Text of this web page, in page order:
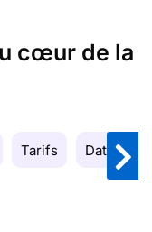
cœur de la
Tarifs Date de